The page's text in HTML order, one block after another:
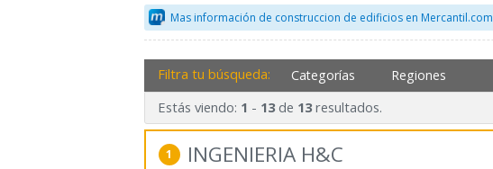
Mas información de construccion de edificios en Mercantil.com
Filtra tu búsqueda: Categorías Regiones
Estás viendo: 1 - 13de 13resultados.
1 INGENIERIA H&C